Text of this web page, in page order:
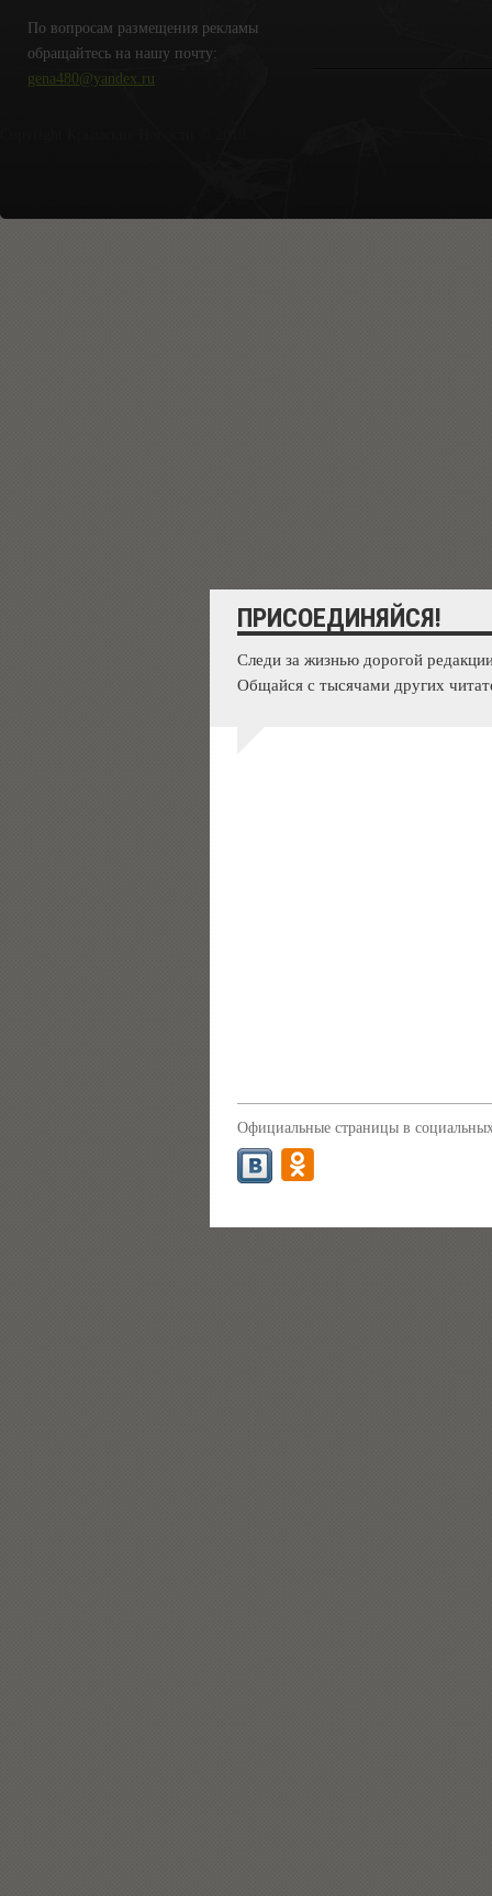
По вопросам размещения рекламы
обращайтесь на нашу почту:
gena480@yandex.ru
ПРИСОЕДИНЯЙСЯ!
Следи за жизнью дорогой
Общайся с тысячами других
Официальные страницы в социальных